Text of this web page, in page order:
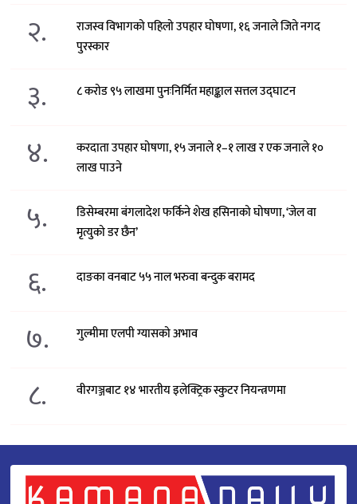
२.
राजस्व विभागको पहिलो उपहार घोषणा, १६ जनाले जिते नगद
पुरस्कार
३. ८ करोड ९५ लाखमा पुनःनिर्मित महाङ्काल सत्तल उद्घाटन
४.
करदाता उपहार घोषणा, १५ जनाले १–१ लाख र एक जनाले १०
लाख पाउने
५.
डिसेम्बरमा बंगलादेश फर्किने शेख हसिनाको घोषणा, ‘जेल वा
मृत्युको डर छैन’
६. दाङका वनबाट ५५ नाल भरुवा बन्दुक बरामद
७. गुल्मीमा एलपी ग्यासको अभाव
८. वीरगञ्जबाट १४ भारतीय इलेक्ट्रिक स्कुटर नियन्त्रणमा